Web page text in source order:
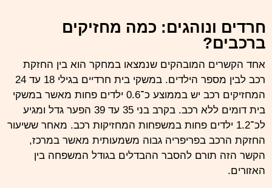
חרדים ונוהגים: כמה מחזיקים
ברכבים?
אחד הקשרים המובהקים שנמצאו במחקר הוא בין החזקת
רכב לבין מספר הילדים. במשקי בית חרדיים בגילי 18 עד 24
המחזיקים רכב יש בממוצע כ־0.6 ילדים פחות מאשר במשקי
בית דומים ללא רכב. בקרב בני 35 עד 39 הפער גדל ומגיע
לכ־1.2 ילדים פחות במשפחות המחזיקות רכב. מאחר ששיעור
החזקת הרכב בפריפריה גבוה משמעותית מאשר במרכז,
הקשר הזה תורם להסבר ההבדלים בגודל המשפחה בין
האזורים.